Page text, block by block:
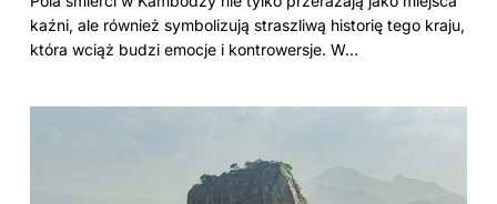
kaźni, ale również symbolizują straszliwą historię tego kraju,
która wciąż budzi emocje i kontrowersje. W…